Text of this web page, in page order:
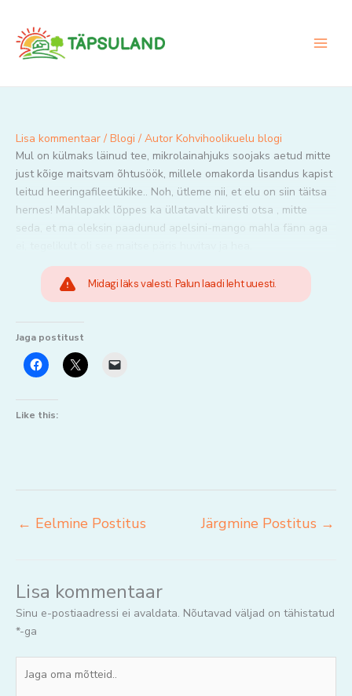
content
Lisa kommentaar / Blogi / Autor Kohvihoolikuelu blogi
Mul on külmaks läinud tee, mikrolainahjuks soojaks aetud mitte
just kõige maitsvam õhtusöök, millele omakorda lisandus kapist
leitud heeringafileetükike.. Noh, ütleme nii, et elu on siin täitsa
hernes! Mahlapakk lõppes ka üllatavalt kiiresti otsa , mitte
seda, et ma oleksin paadunud apelsini-mango mahla fänn aga
Midagi läks valesti. Palun laadi leht uuesti.
Jaga postitust
Like this:
← Eelmine Postitus Järgmine Postitus →
Lisa kommentaar
Sinu e-postiaadressi ei avaldata. Nõutavad väljad on tähistatud
*-ga
oma